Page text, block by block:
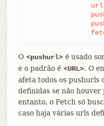
O <pushurl> é usado
e o padrão é <URL>. O
afeta todos os pushurls
definidas se não
entanto, o Fetch só
caso haja várias urls